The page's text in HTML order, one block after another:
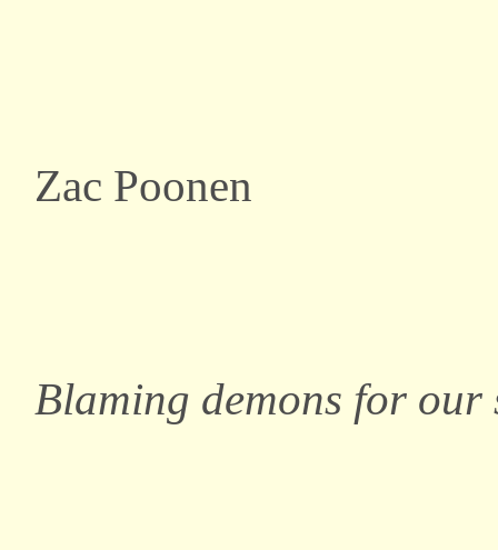
Zac Poonen
Blaming demons for our